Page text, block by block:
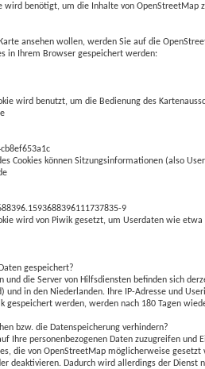
wird benötigt, um die Inhalte von OpenStreetMap
ansehen wollen, werden Sie auf die
in Ihrem Browser gespeichert werden:
wird benutzt, um die Bedienung des
Cookies können Sitzungsinformationen (also
9
wird von Piwik gesetzt, um Userdaten wie
gespeichert?
und die Server von Hilfsdiensten befinden sich
und in den Niederlanden. Ihre IP-Adresse und
gespeichert werden, werden nach 180 Tagen
bzw. die Datenspeicherung verhindern?
Ihre personenbezogenen Daten zuzugreifen und
die von OpenStreetMap möglicherweise
deaktivieren. Dadurch wird allerdings der Dienst